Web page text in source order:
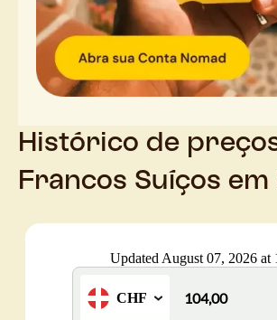
Histórico de
Francos Suíços em